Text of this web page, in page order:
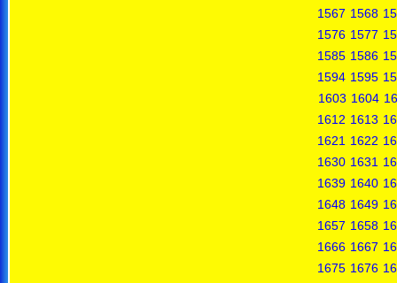
1567 1568
1576 1577
1585 1586
1594 1595
1603 1604
1612 1613
1621 1622
1630 1631
1639 1640
1648 1649
1657 1658
1666 1667
1675 1676